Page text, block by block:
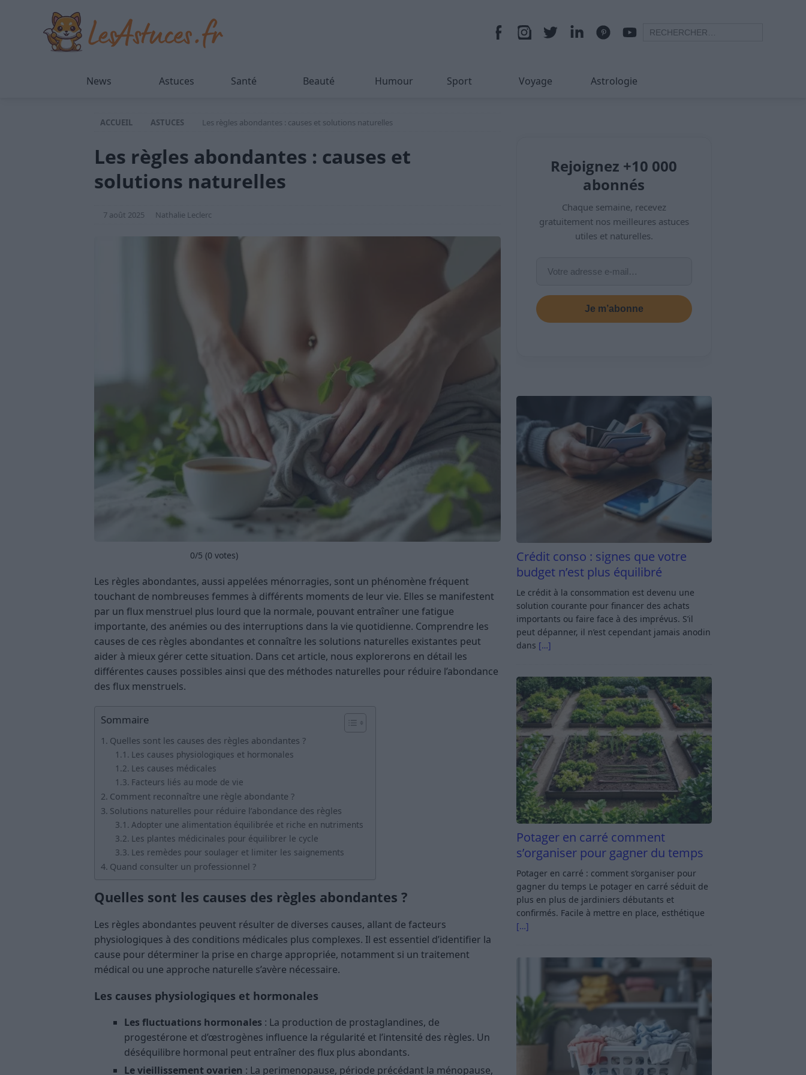
News Astuces Santé Beauté Humour Sport Voyage Astrologie
ACCUEIL ASTUCES Les règles abondantes : causes et solutions naturelles
Les règles abondantes : causes et
solutions naturelles
7 août 2025 Nathalie Leclerc
0/5 (0 votes)
Les règles abondantes, aussi appelées ménorragies, sont un phénomène fréquent
touchant de nombreuses femmes à différents moments de leur vie. Elles se manifestent
par un flux menstruel plus lourd que la normale, pouvant entraîner une fatigue
importante, des anémies ou des interruptions dans la vie quotidienne. Comprendre les
causes de ces règles abondantes et connaître les solutions naturelles existantes peut
aider à mieux gérer cette situation. Dans cet article, nous explorerons en détail les
différentes causes possibles ainsi que des méthodes naturelles pour réduire l’abondance
des flux menstruels.
Sommaire
Quelles sont les causes des règles abondantes ?
Les causes physiologiques et hormonales
Les causes médicales
Facteurs liés au mode de vie
Comment reconnaître une règle abondante ?
Solutions naturelles pour réduire l’abondance des règles
Adopter une alimentation équilibrée et riche en nutriments
Les plantes médicinales pour équilibrer le cycle
Les remèdes pour soulager et limiter les saignements
Quand consulter un professionnel ?
Quelles sont les causes des règles abondantes ?
Les règles abondantes peuvent résulter de diverses causes, allant de facteurs
physiologiques à des conditions médicales plus complexes. Il est essentiel d’identifier la
cause pour déterminer la prise en charge appropriée, notamment si un traitement
médical ou une approche naturelle s’avère nécessaire.
Les causes physiologiques et hormonales
Les fluctuations hormonales : La production de prostaglandines, de
progestérone et d’œstrogènes influence la régularité et l’intensité des règles. Un
déséquilibre hormonal peut entraîner des flux plus abondants.
Le vieillissement ovarien : La perimenopause, période précédant la ménopause,
Rejoignez +10 000
abonnés
Chaque semaine, recevez
gratuitement nos meilleures astuces
utiles et naturelles.
Je m’abonne
Crédit conso : signes que votre
budget n’est plus équilibré
Le crédit à la consommation est devenu une
solution courante pour financer des achats
importants ou faire face à des imprévus. S’il
peut dépanner, il n’est cependant jamais anodin
dans […]
Potager en carré comment
s’organiser pour gagner du temps
Potager en carré : comment s’organiser pour
gagner du temps Le potager en carré séduit de
plus en plus de jardiniers débutants et
confirmés. Facile à mettre en place, esthétique
[…]